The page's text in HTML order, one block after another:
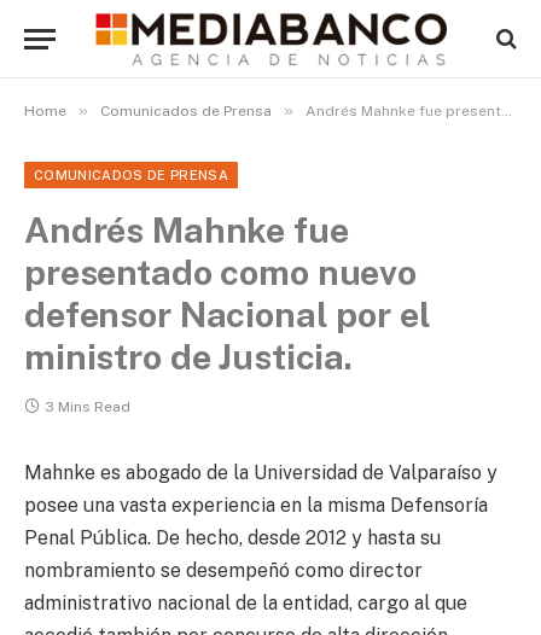
Home » Comunicados de Prensa » Andrés Mahnke fue presentado como nuevo defensor Nacional por el ministro de Justicia.
COMUNICADOS DE PRENSA
Andrés Mahnke fue
presentado como nuevo
defensor Nacional por el
ministro de Justicia.
3 Mins Read
Mahnke es abogado de la Universidad de Valparaíso y
posee una vasta experiencia en la misma Defensoría
Penal Pública. De hecho, desde 2012 y hasta su
nombramiento se desempeñó como director
administrativo nacional de la entidad, cargo al que